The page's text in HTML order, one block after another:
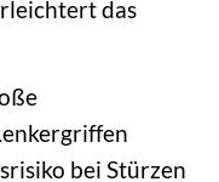
das
bei Stürzen